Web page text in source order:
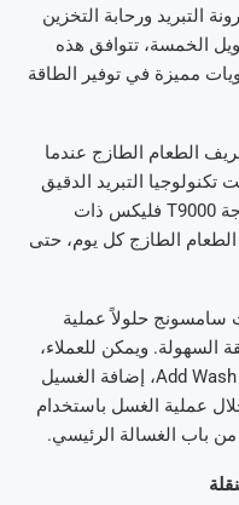
التبريد ورحابة التخزين
الخمسة، تتوافق هذه
مميزة في توفير الطاقة
الطعام الطازج عندما
التبريد الدقيق
الاستثنائية، موجودة الآن في مجمّد ثلاجة T9000 فليكس ذات
الطعام الطازج كل يوم، حتى
سامسونج حلولاً عملية
ويمكن للعملاء،
مع غسالة التحميل الأمامي سامسونج Add Wash، إضافة الغسيل
عملية الغسل باستخدام
باب الغسالة الرئيسي.